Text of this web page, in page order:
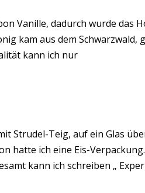
Vanille, dadurch wurde das
kam aus dem Schwarzwald,
kann ich nur
Strudel-Teig, auf ein Glas
hatte ich eine Eis-
kann ich schreiben „